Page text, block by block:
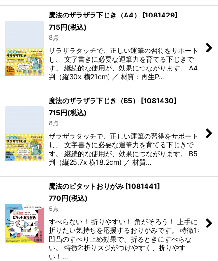
魔法のザラザラ下じき（A4） [1081429]
715円(税込)
8点
ザラザラタッチで、正しい運筆の習得をサポート
し、 文字書きに必要な運筆力を育てる下じきで
す。 継続的な使用が、効果につながります。 A4
判（縦30x 横21cm) ／ 材質：再生P…
魔法のザラザラ下じき（B5） [1081430]
715円(税込)
8点
ザラザラタッチで、正しい運筆の習得をサポート
し、 文字書きに必要な運筆力を育てる下じきで
す。 継続的な使用が、効果につながります。 B5
判（縦25.7x 横18.2cm) ／ 材質…
魔法のピタットおりがみ [1081441]
770円(税込)
5点
すべらない！ 折りやすい！ 角がそろう！ 上手に
折りたい気持ちを応援するおりがみです。 特徴1:
凹凸のすべり止め効果で、折るときにすべらな
い。 特徴2:折りスジがつけやすく、折りやす
い！…